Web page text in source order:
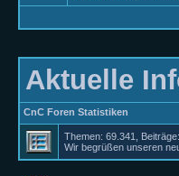
Aktuelle
CnC Foren Statistiken
Themen: 69.341,
Wir begrüßen unseren